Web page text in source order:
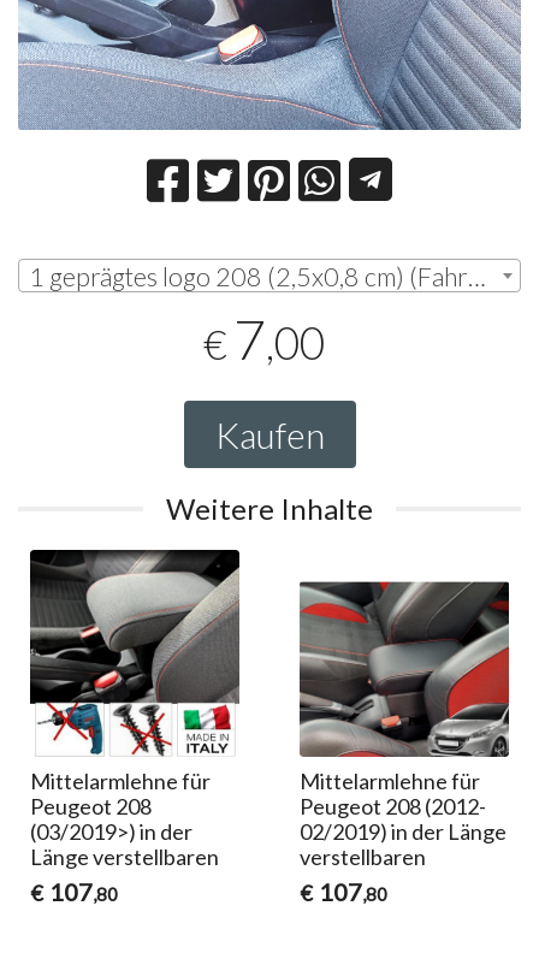
1 geprägtes logo 208 (2,5x0,8 cm) (Fahrerseite) | € 7,00
€ 7,00
Kaufen
Weitere Inhalte
Mittelarmlehne für
Peugeot 208
(03/2019>) in der
Länge verstellbaren
€ 107,80
Mittelarmlehne für
Peugeot 208 (2012-
02/2019) in der Länge
verstellbaren
€ 107,80